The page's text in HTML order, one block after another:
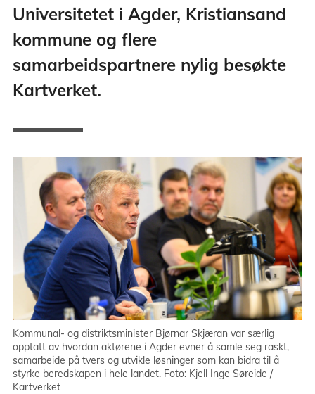
Universitetet i Agder, Kristiansand
kommune og flere
samarbeidspartnere nylig besøkte
Kartverket.
Kommunal- og distriktsminister Bjørnar Skjæran var særlig
opptatt av hvordan aktørene i Agder evner å samle seg raskt,
samarbeide på tvers og utvikle løsninger som kan bidra til å
styrke beredskapen i hele landet. Foto: Kjell Inge Søreide /
Kartverket